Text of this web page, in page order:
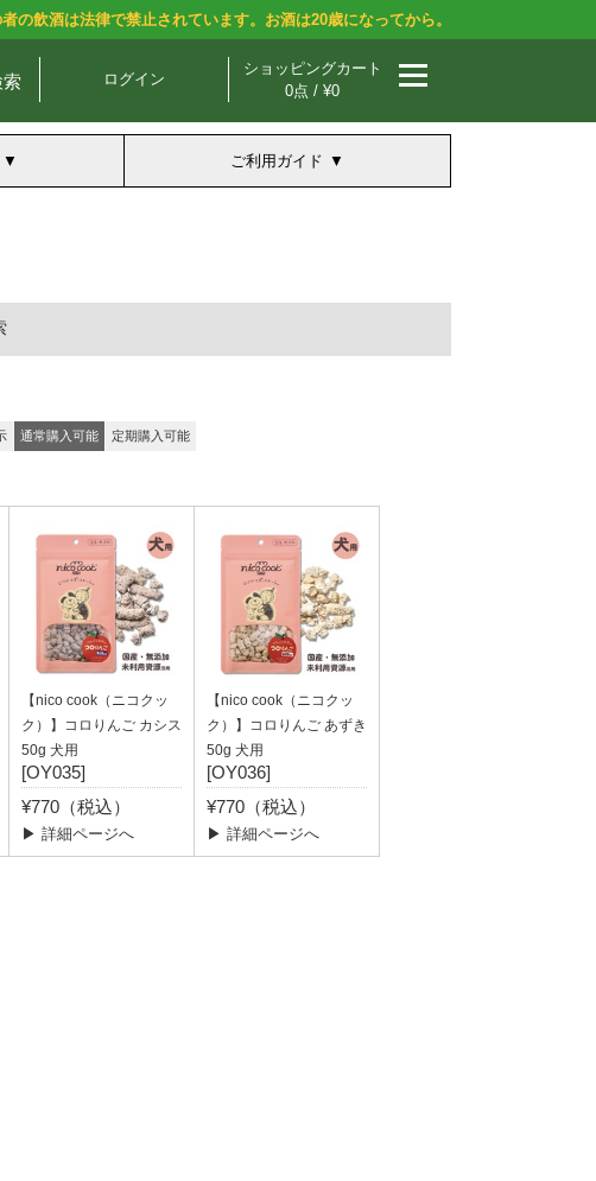
の飲酒は法律で禁止されています。お酒は20歳になってから。
索 ログイン
ショッピングカート
0点 / ¥0
ご利用ガイド
通常購入可能 定期購入可能
【nico cook（ニコクッ
ク）】コロりんご カシス
50g 犬用
[OY035]
¥770（税込）
▶ 詳細ページへ
【nico cook（ニコクッ
ク）】コロりんご あずき
50g 犬用
[OY036]
¥770（税込）
▶ 詳細ページへ